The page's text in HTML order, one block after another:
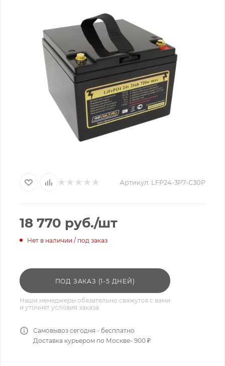
Артикул: LFP24-3P7-C30P
18 770 руб./шт
Нет в наличии / под заказ
ПОД ЗАКАЗ (1-5 ДНЕЙ)
Наши менеджеры обязательно свяжутся с вами
и уточнят условия заказа
Самовывоз сегодня - бесплатно
Доставка курьером по Москве- 900 ₽